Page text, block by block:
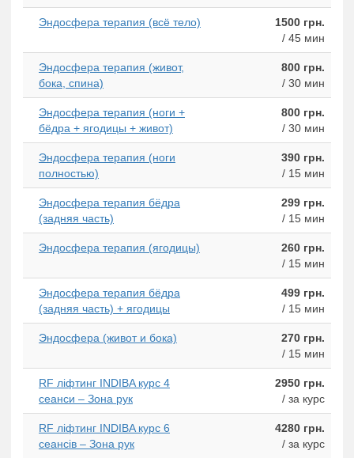
Эндосфера терапия (всё тело)
1500 грн.
/ 45 мин
Эндосфера терапия (живот,
бока, спина)
800 грн.
/ 30 мин
Эндосфера терапия (ноги +
бёдра + ягодицы + живот)
800 грн.
/ 30 мин
Эндосфера терапия (ноги
полностью)
390 грн.
/ 15 мин
Эндосфера терапия бёдра
(задняя часть)
299 грн.
/ 15 мин
Эндосфера терапия (ягодицы)
260 грн.
/ 15 мин
Эндосфера терапия бёдра
(задняя часть) + ягодицы
499 грн.
/ 15 мин
Эндосфера (живот и бока)
270 грн.
/ 15 мин
RF ліфтинг INDIBA курс 4
сеанси – Зона рук
2950 грн.
/ за курс
RF ліфтинг INDIBA курс 6
сеансів – Зона рук
4280 грн.
/ за курс